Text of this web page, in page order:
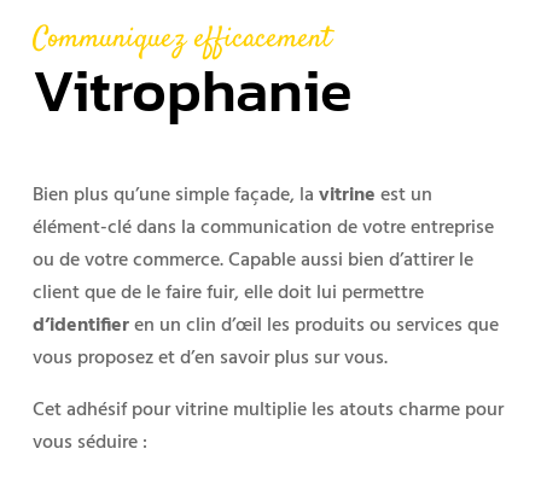
Communiquez efficacement
Vitrophanie
Bien plus qu’une simple façade, lavitrineest un
élément-clé dans la communication de votre entreprise
ou de votre commerce. Capable aussi bien d’attirer le
client que de le faire fuir, elle doit lui permettre
d’identifieren un clin d’œil les produits ou services que
vous proposez et d’en savoir plus sur vous.
Cet adhésif pour vitrine multiplie les atouts charme pour
vous séduire :